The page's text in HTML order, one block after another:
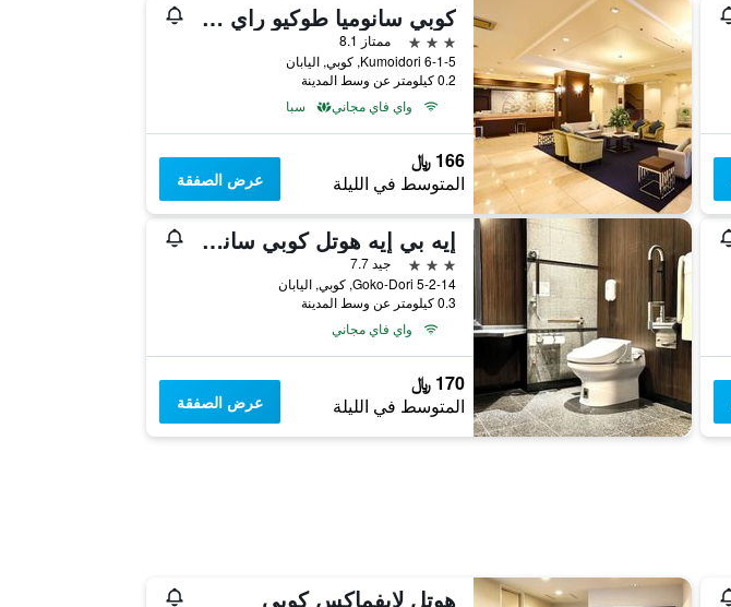
كوبي سانوميا طوكيو راي هوتل
3 نجوم
ممتاز 8.1
6-1-5 Kumoidori, كوبي, اليابان
0.2 كيلومتر عن وسط المدينة
واي فاي مجاني
سبا
166 ﷼
المتوسط في الليلة عرض الصفقة
إيه بي إيه هوتل كوبي سانوميا
3 نجوم
جيد 7.7
5-2-14 Goko-Dori, كوبي, اليابان
0.3 كيلومتر عن وسط المدينة
واي فاي مجاني
170 ﷼
المتوسط في الليلة عرض الصفقة
هوتل لايفماكس كوبي